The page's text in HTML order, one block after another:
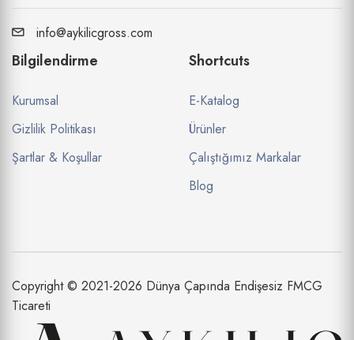
info@aykilicgross.com
Bilgilendirme
Kurumsal
Gizlilik Politikası
Şartlar & Koşullar
Shortcuts
E-Katalog
Ürünler
Çalıştığımız Markalar
Blog
Copyright © 2021-2026 Dünya Çapında Endişesiz FMCG
Ticareti